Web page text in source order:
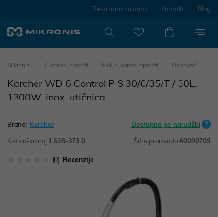
Besplatna dostava Kontakt Blog
Mikronis Kućanski aparati Mali kućanski aparati Usisavači
Karcher WD 6 Control P S 30/6/35/T / 30L,
1300W, inox, utičnica
Brand: Karcher Dostupno po narudžbi
Kataloški broj:1.628-373.0 Šifra proizvoda:60090709
(0) Recenzije